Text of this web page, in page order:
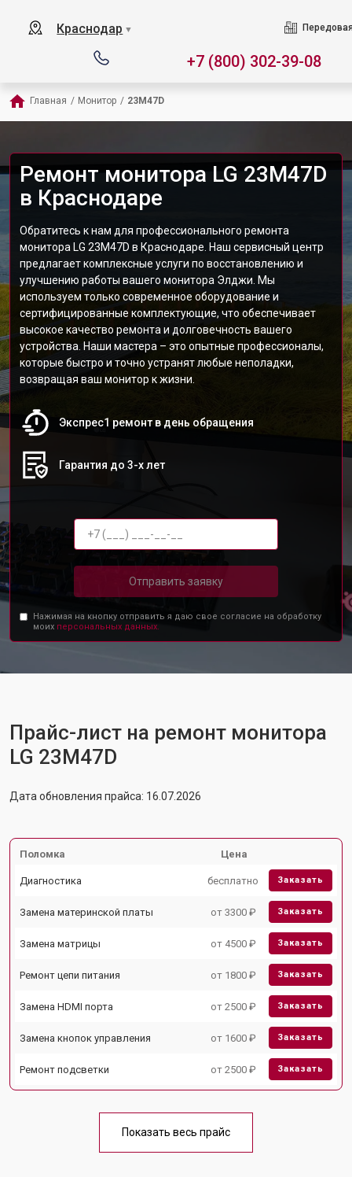
Краснодар ▼
+7 (800) 302-39-08
Главная / Монитор / 23M47D
Ремонт монитора LG 23M47D
в Краснодаре
Обратитесь к нам для профессионального ремонта
монитора LG 23M47D в Краснодаре. Наш сервисный центр
предлагает комплексные услуги по восстановлению и
улучшению работы вашего монитора Элджи. Мы
используем только современное оборудование и
сертифицированные комплектующие, что обеспечивает
высокое качество ремонта и долговечность вашего
устройства. Наши мастера – это опытные профессионалы,
которые быстро и точно устранят любые неполадки,
возвращая ваш монитор к жизни.
Экспрес1 ремонт в день обращения
Гарантия до 3-х лет
Отправить заявку
Нажимая на кнопку отправить я даю свое согласие на обработку
моих персональных данных.
Прайс-лист на ремонт монитора
LG 23M47D
Дата обновления прайса: 16.07.2026
Поломка Цена
Диагностика бесплатно Заказать
Замена материнской платы от 3300 ₽ Заказать
Замена матрицы от 4500 ₽ Заказать
Ремонт цепи питания от 1800 ₽ Заказать
Замена HDMI порта от 2500 ₽ Заказать
Замена кнопок управления от 1600 ₽ Заказать
Ремонт подсветки от 2500 ₽ Заказать
Показать весь прайс